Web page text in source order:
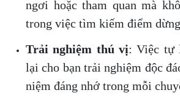
ngơi hoặc tham quan mà
trong việc tìm kiếm điểm
Trải nghiệm thú vị: Việc tự
lại cho bạn trải nghiệm độc
niệm đáng nhớ trong mỗi